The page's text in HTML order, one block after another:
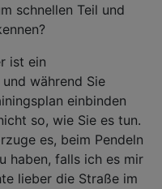
schnellen Teil und
ist ein
während Sie
einbinden
so, wie Sie es tun.
es, beim Pendeln
haben, falls ich es mir
lieber die Straße im